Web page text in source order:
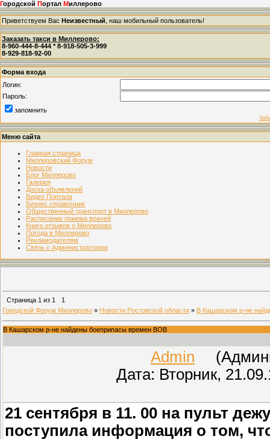
Городской Портал Миллерово
Приветствуем Вас Неизвестный , наш мобильный пользователь!
Заказать такси в Миллерово:
8-960-444-8-444 * 8-918-505-3-999
8-929-818-92-00
Форма входа
Логин:
Пароль:
запомнить
Меню сайта
Главная страница
Миллеровский Форум
Новости
Блог Миллерово
Галерея
Доска объявлений
Видео Портала
Бизнес справочник
Общественный транспорт в Миллерово
Расписание приема врачей
Книга отзывов о Миллерово
Погода в Миллерово
Рекламодателям
Связь с Администратором
Страница 1 из 1
1
Городской Форум Миллерово » Новости Ростовской области » В Кашарском р-не
В Кашарском р-не найдены боеприпасы времен ВОВ
Admin
Дата: Вторник,
21 сентября в 11. 00 на пульт
поступила информация о том,